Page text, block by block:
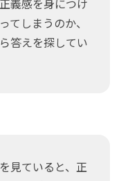
義感を身につけ
てしまうのか、
答えを探してい
見ていると、正